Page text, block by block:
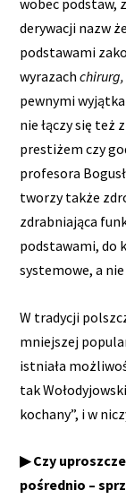
wobec podstaw,
derywacji nazw
podstawami
wyrazach
pewnymi
nie łączy się też
prestiżem czy
profesora
tworzy także
zdrabniająca
podstawami, do
systemowe, a
W tradycji
mniejszej
istniała
tak
kochany”, i w
▶ Czy
pośrednio –